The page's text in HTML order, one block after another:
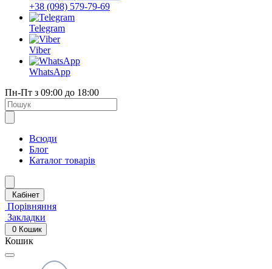
+38 (098) 579-79-69
Telegram
Viber
WhatsApp
Пн-Пт з 09:00 до 18:00
Всюди
Блог
Каталог товарів
Кабінет
Порівняння
Закладки
0 Кошик
Кошик